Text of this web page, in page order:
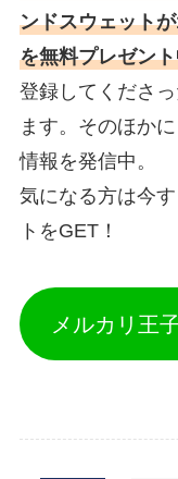
ンドスウェット
を無料プレゼン
登録してくださ
ます。そのほか
情報を発信中。
気になる方は今
トをGET！
メルカリ王